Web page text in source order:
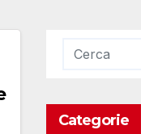
Categorie